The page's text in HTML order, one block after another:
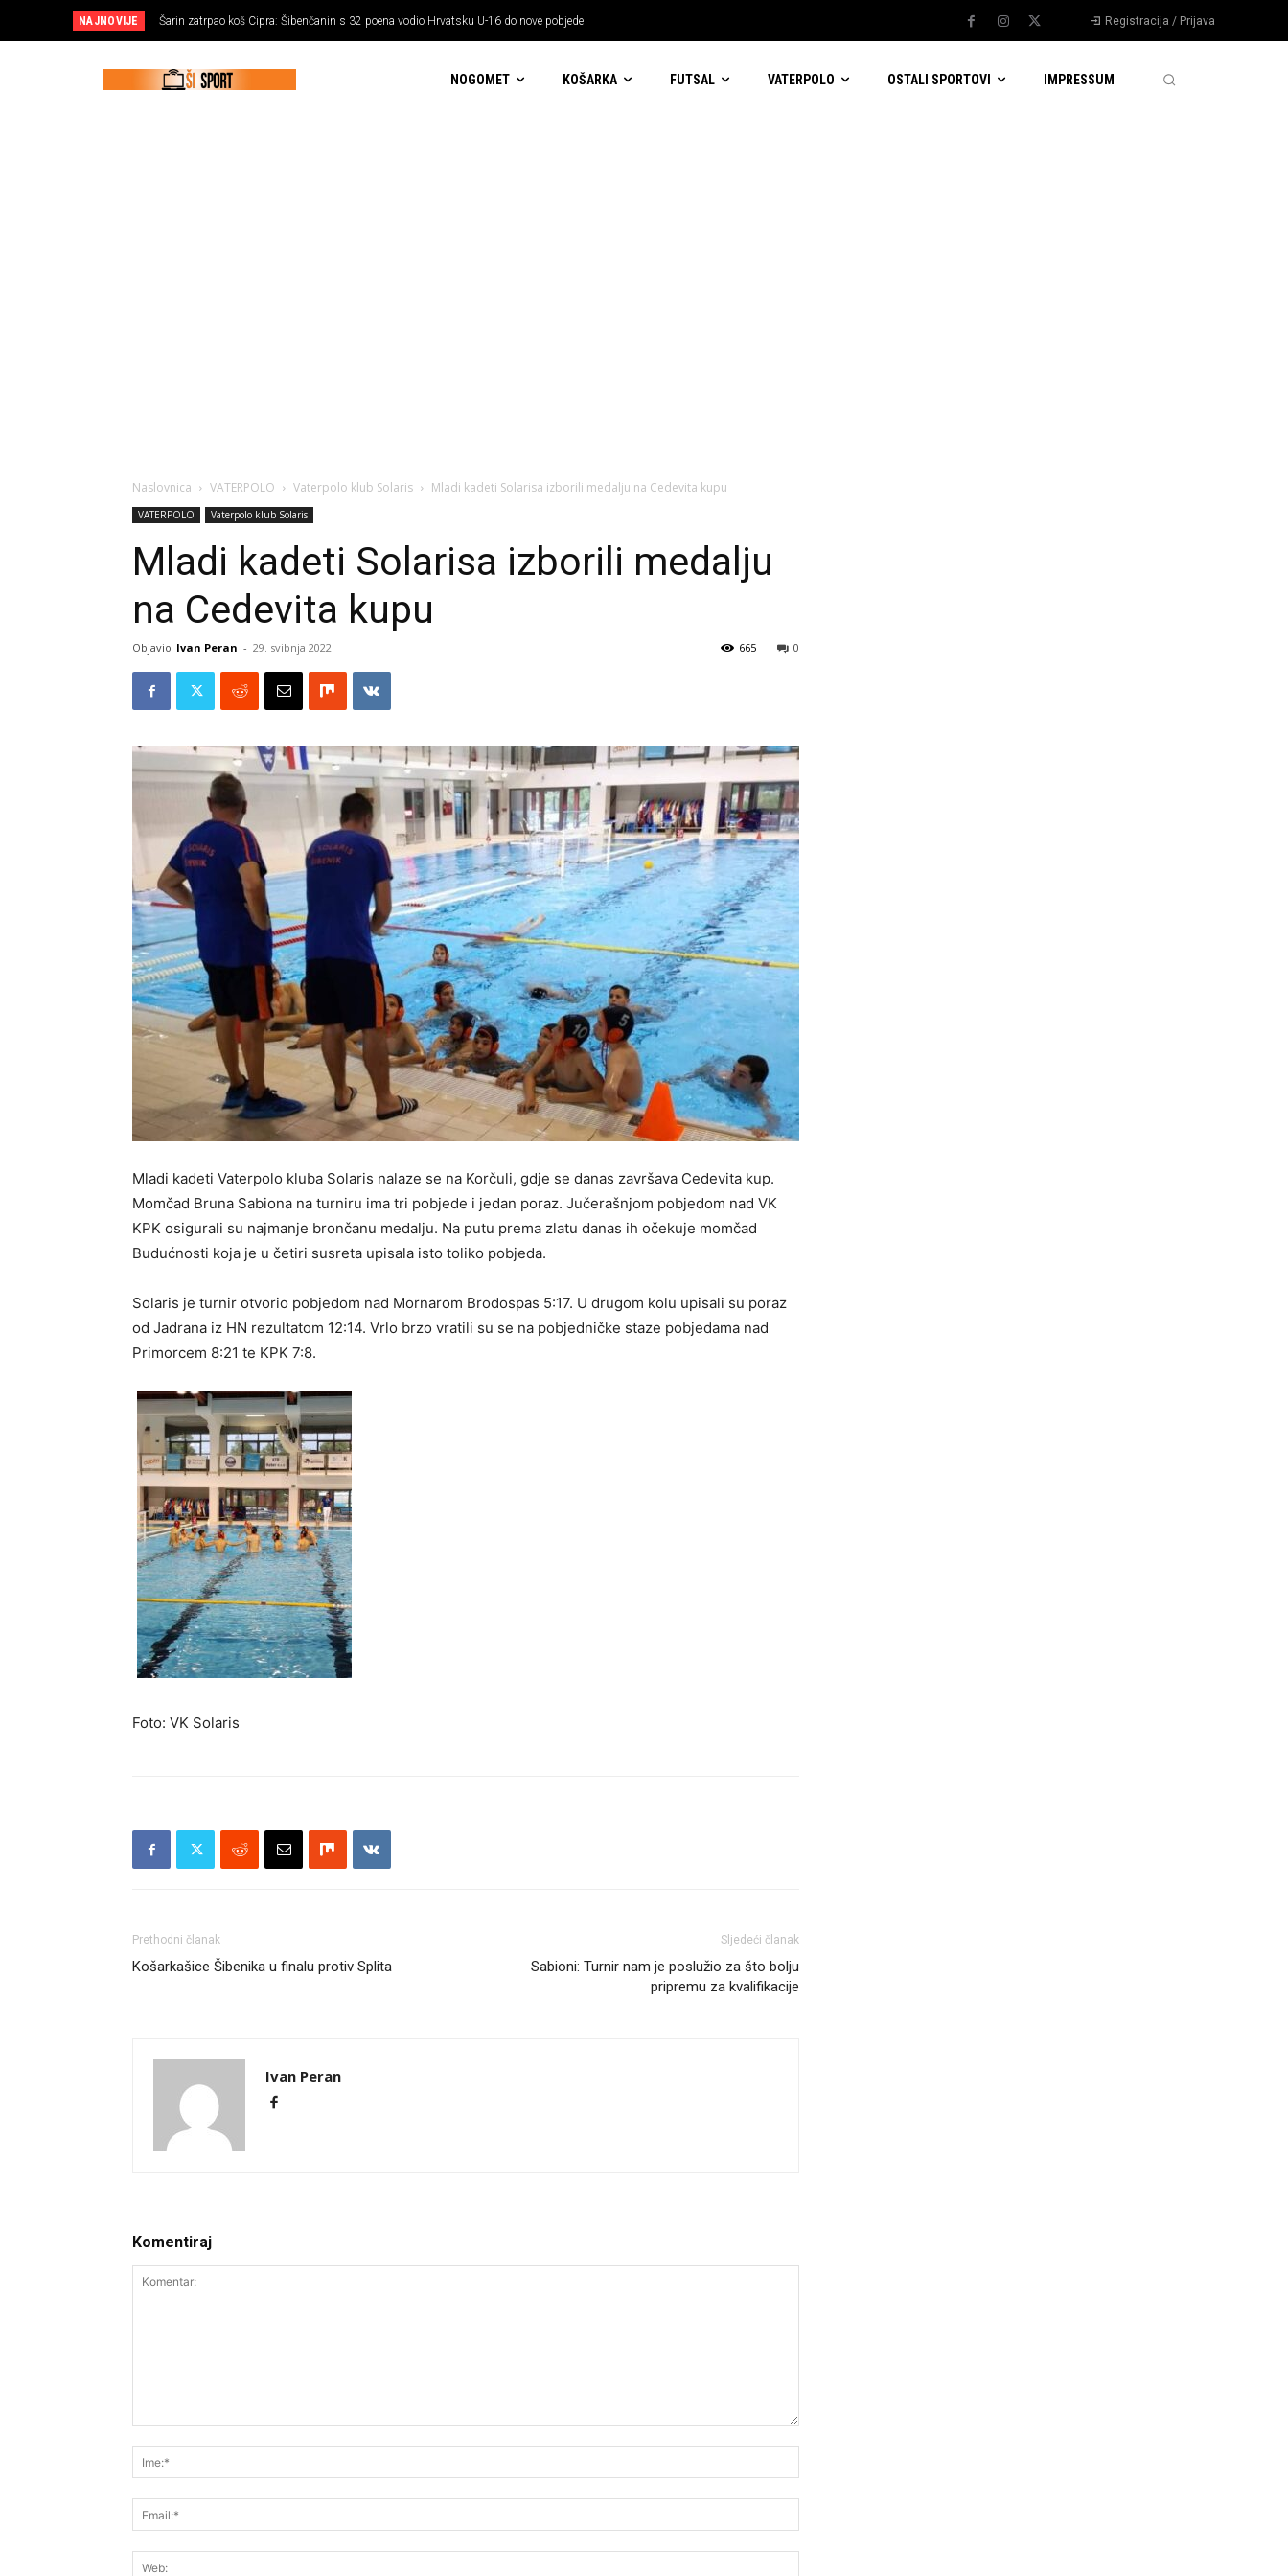
NAJNOVIJE Šarin zatrpao koš Cipra: Šibenčanin s 32 poena vodio Hrvatsku U-16 do nove pobjede Registracija / Prijava
NOGOMET KOŠARKA FUTSAL VATERPOLO OSTALI SPORTOVI IMPRESSUM
Naslovnica VATERPOLO Vaterpolo klub Solaris Mladi kadeti Solarisa izborili medalju na Cedevita kupu
VATERPOLO Vaterpolo klub Solaris
Mladi kadeti Solarisa izborili medalju
na Cedevita kupu
Objavio Ivan Peran - 29. svibnja 2022. 0
665
Mladi kadeti Vaterpolo kluba Solaris nalaze se na Korčuli, gdje se danas završava Cedevita kup.
Momčad Bruna Sabiona na turniru ima tri pobjede i jedan poraz. Jučerašnjom pobjedom nad VK
KPK osigurali su najmanje brončanu medalju. Na putu prema zlatu danas ih očekuje momčad
Budućnosti koja je u četiri susreta upisala isto toliko pobjeda.
Solaris je turnir otvorio pobjedom nad Mornarom Brodospas 5:17. U drugom kolu upisali su poraz
od Jadrana iz HN rezultatom 12:14. Vrlo brzo vratili su se na pobjedničke staze pobjedama nad
Primorcem 8:21 te KPK 7:8.
Foto: VK Solaris
Prethodni članak
Košarkašice Šibenika u finalu protiv Splita
Sljedeći članak
Sabioni: Turnir nam je poslužio za što bolju
pripremu za kvalifikacije
Ivan Peran
Komentiraj